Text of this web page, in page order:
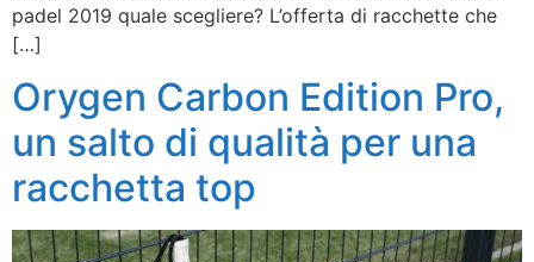
padel 2019 quale scegliere? L’offerta di racchette che
[…]
Orygen Carbon Edition Pro,
un salto di qualità per una
racchetta top